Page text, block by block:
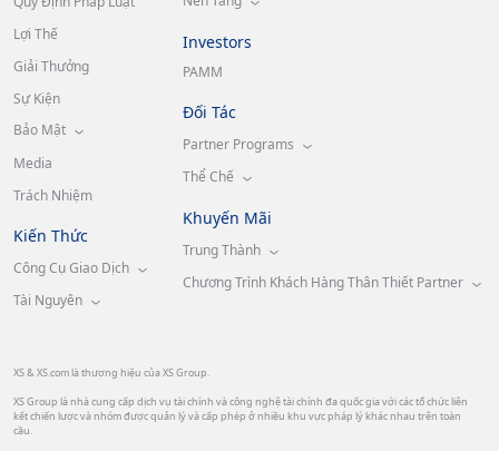
Lợi Thế
Giải Thưởng
Sự Kiện
Bảo Mật
Media
Trách Nhiệm
Kiến Thức
Công Cụ Giao Dịch
Tài Nguyên
Investors
PAMM
Đối Tác
Partner Programs
Thể Chế
Khuyến Mãi
Trung Thành
Chương Trình Khách Hàng Thân Thiết Partner
XS & XS.com là thương hiệu của XS Group.
XS Group là nhà cung cấp dịch vụ tài chính và công nghệ tài chính đa quốc gia với các tổ chức liên
kết chiến lược và nhóm được quản lý và cấp phép ở nhiều khu vực pháp lý khác nhau trên toàn
cầu.